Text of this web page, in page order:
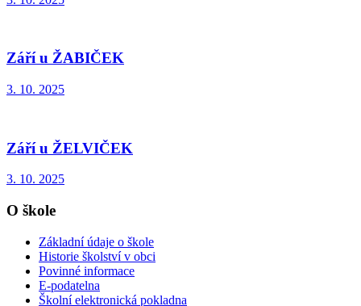
Září u ŽABIČEK
3. 10. 2025
Září u ŽELVIČEK
3. 10. 2025
O škole
Základní údaje o škole
Historie školství v obci
Povinné informace
E-podatelna
Školní elektronická pokladna